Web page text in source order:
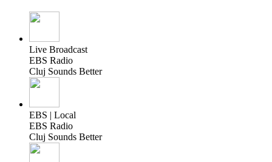
Live Broadcast
EBS Radio
Cluj Sounds Better
EBS | Local
EBS Radio
Cluj Sounds Better